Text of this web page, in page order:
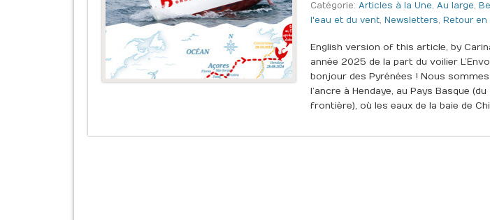
Catégorie: Articles à la Une, Au large,
l'eau et du vent, Newsletters, Retour
English version of this article, by
année 2025 de la part du voilier
bonjour des Pyrénées ! Nous
l’ancre à Hendaye, au Pays Basque
frontière), où les eaux de la baie de